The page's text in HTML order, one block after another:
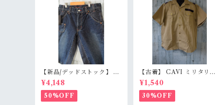
【新品/デッドストック】 B
LUE WAY ブルーウェイ 日
本製 デニムショートパンツ
S/M/L（M1431-50） 膝下
丈 職人加工 アメカジ RankS
¥4,148
50%OFF
【古着】 CAVI ミリタリー
風 半袖シャツ XL（身幅
m） ベージュ 金ボタン 80s
ロック エポレット オーバー
サイズ RankB
¥1,540
30%OFF